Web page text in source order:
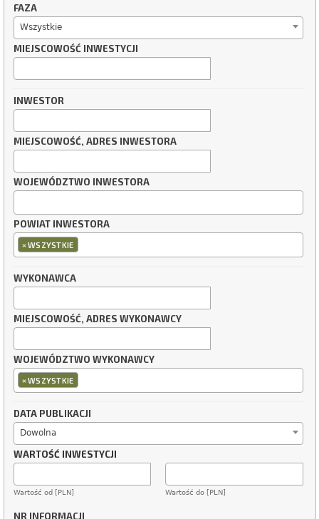
FAZA
Wszystkie
MIEJSCOWOŚĆ INWESTYCJI
INWESTOR
MIEJSCOWOŚĆ, ADRES INWESTORA
WOJEWÓDZTWO INWESTORA
POWIAT INWESTORA
×WSZYSTKIE
WYKONAWCA
MIEJSCOWOŚĆ, ADRES WYKONAWCY
WOJEWÓDZTWO WYKONAWCY
×WSZYSTKIE
DATA PUBLIKACJI
Dowolna
WARTOŚĆ INWESTYCJI
Wartość od [PLN] Wartość do [PLN]
NR INFORMACJI